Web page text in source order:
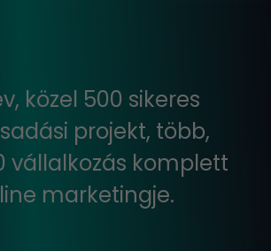
közel 500 sikeres
projekt, több,
vállalkozás komplett
marketingje.